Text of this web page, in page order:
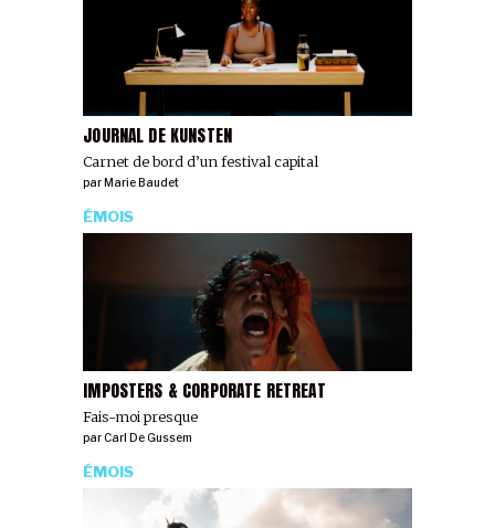
JOURNAL DE KUNSTEN
Carnet de bord d’un festival capital
par Marie Baudet
IMPOSTERS & CORPORATE RETREAT
Fais-moi presque
ÉMOIS
parCarl De Gussem
ÉMOIS